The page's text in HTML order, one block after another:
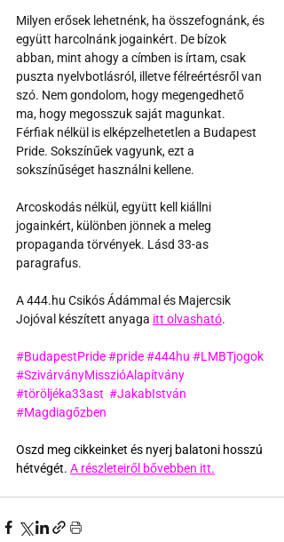
Milyen erősek lehetnénk, ha összefognánk, és
együtt harcolnánk jogainkért. De bízok
abban, mint ahogy a címben is írtam, csak
puszta nyelvbotlásról, illetve félreértésről van
szó. Nem gondolom, hogy megengedhető
ma, hogy megosszuk saját magunkat.
Férfiak nélkül is elképzelhetetlen a Budapest
Pride. Sokszínűek vagyunk, ezt a
sokszínűséget használni kellene.
Arcoskodás nélkül, együtt kell kiállni
jogainkért, különben jönnek a meleg
propaganda törvények. Lásd 33-as
paragrafus.
A 444.hu Csikós Ádámmal és Majercsik
Jojóval készített anyaga itt olvasható.
#BudapestPride#pride#444hu #LMBTjogok
#SzivárványMisszióAlapítvány
#töröljéka33ast #JakabIstván
#Magdiagőzben
Oszd meg cikkeinket és nyerj balatoni hosszú
hétvégét. A részleteiről bővebben itt.